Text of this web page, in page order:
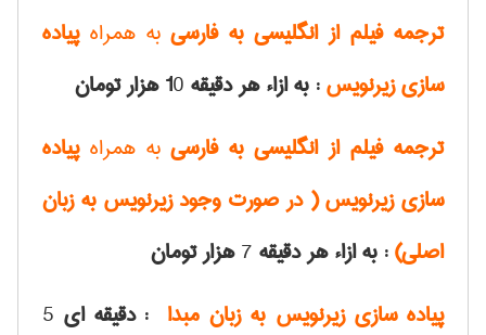
ترجمه فیلم از انگلیسی به فارسیبه همراه پیاده
سازی زیرنویس: به ازاء هر دقیقه 1 0 هزار تومان
ترجمه فیلم از انگلیسی به فارسیبه همراه پیاده
سازی زیرنویس ( در صورت وجود زیرنویس به زبان
اصلی): به ازاء هر دقیقه 7هزار تومان
پیاده سازی زیرنویس به زبان مبدا : دقیقه ای 5